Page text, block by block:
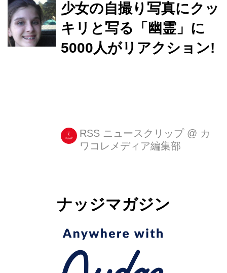
少女の自撮り写真にクッ
キリと写る「幽霊」に
5000人がリアクション!
RSS ニュースクリップ @ カ
ワコレメディア編集部
ナッジマガジン